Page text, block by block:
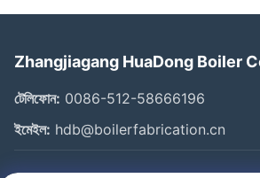
Zhangjiagang HuaDong Boiler
টেলিফোন: 0086-512-58666196
ইমেইল: hdb@boilerfabrication.cn